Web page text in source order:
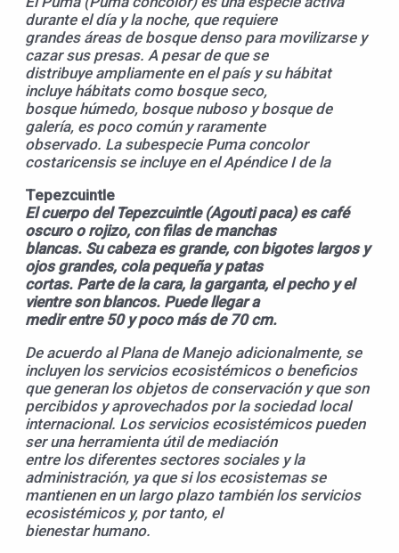
durante el día y la noche, que requiere
grandes áreas de bosque denso para movilizarse y
cazar sus presas. A pesar de que se
distribuye ampliamente en el país y su hábitat
incluye hábitats como bosque seco,
bosque húmedo, bosque nuboso y bosque de
galería, es poco común y raramente
observado. La subespecie Puma concolor
costaricensis se incluye en el Apéndice I de la
Tepezcuintle
El cuerpo del Tepezcuintle (Agouti paca) es café
oscuro o rojizo, con filas de manchas
blancas. Su cabeza es grande, con bigotes largos y
ojos grandes, cola pequeña y patas
cortas. Parte de la cara, la garganta, el pecho y el
vientre son blancos. Puede llegar a
medir entre 50 y poco más de 70 cm.
De acuerdo al Plana de Manejo adicionalmente, se
incluyen los servicios ecosistémicos o beneficios
que generan los objetos de conservación y que son
percibidos y aprovechados por la sociedad local
internacional. Los servicios ecosistémicos pueden
ser una herramienta útil de mediación
entre los diferentes sectores sociales y la
administración, ya que si los ecosistemas se
mantienen en un largo plazo también los servicios
ecosistémicos y, por tanto, el
bienestar humano.